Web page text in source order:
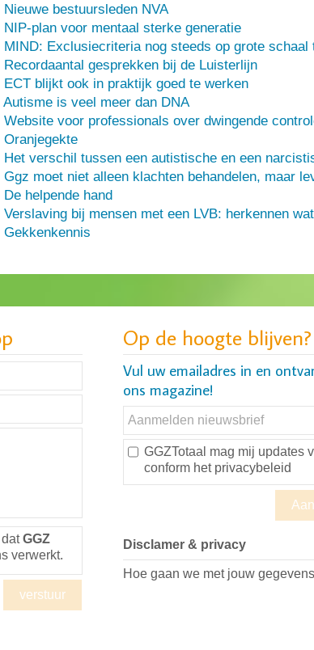
Nieuwe bestuursleden NVA
NIP-plan voor mentaal sterke generatie
MIND: Exclusiecriteria nog steeds op grote schaal
Recordaantal gesprekken bij de Luisterlijn
ECT blijkt ook in praktijk goed te werken
Autisme is veel meer dan DNA
Website voor professionals over dwingende
Oranjegekte
Het verschil tussen een autistische en een
Ggz moet niet alleen klachten behandelen, maar
De helpende hand
Verslaving bij mensen met een LVB: herkennen
Gekkenkennis
datGGZ
verwerkt.
Op de hoogte blijven?
Vul uw emailadres in en
ons magazine!
GGZTotaal mag mij updates
conform het privacybeleid
Disclamer & privacy
Hoe gaan we met jouw